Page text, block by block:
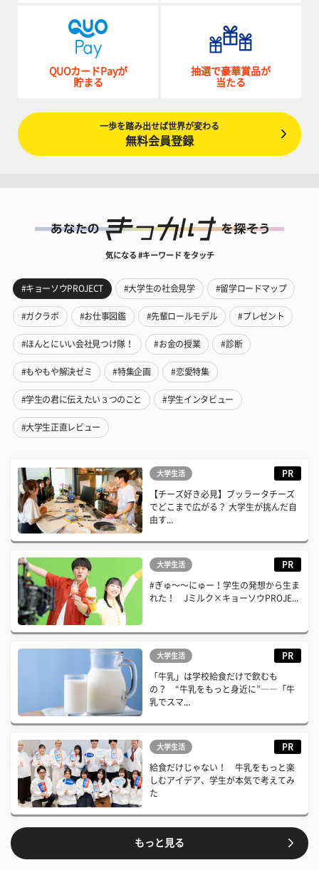
QUOカードPayが
貯まる
抽選で豪華賞品が
当たる
一歩を踏み出せば世界が変わる
無料会員登録
気になる #キーワード をタッチ
#キョーソウPROJECT #大学生の社会見学 #留学ロードマップ
#ガクラボ #お仕事図鑑 #先輩ロールモデル #プレゼント
#ほんとにいい会社見つけ隊！ #お金の授業 #診断
#もやもや解決ゼミ #特集企画 #恋愛特集
#学生の君に伝えたい３つのこと #学生インタビュー
#大学生正直レビュー
大学生活 PR
【チーズ好き必見】ブッラータチーズ
でどこまで広がる？ 大学生が挑んだ自
由す...
大学生活 PR
#ぎゅ〜〜にゅー！学生の発想から生ま
れた！ Jミルク×キョーソウPROJE...
大学生活 PR
「牛乳」は学校給食だけで飲むも
の？ “牛乳をもっと身近に”――「牛
乳でスマ...
大学生活 PR
給食だけじゃない！ 牛乳をもっと楽
しむアイデア、学生が本気で考えてみ
た
もっと見る